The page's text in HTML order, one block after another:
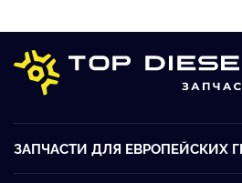
ЗАПЧАСТИ ДЛЯ ЕВРОПЕЙСКИХ